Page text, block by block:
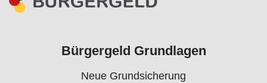
Bürgergeld Grundlagen
Neue Grundsicherung